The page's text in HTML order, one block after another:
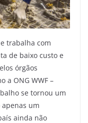
trabalha com
de baixo custo e
órgãos
a ONG WWF –
se tornou um
um
ainda não